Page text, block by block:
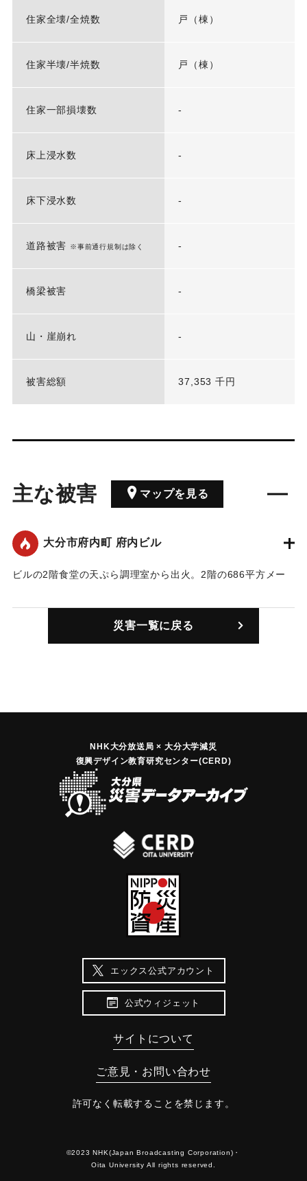
住家全壊/全焼数 戸（棟）
住家半壊/半焼数 戸（棟）
住家一部損壊数 -
床上浸水数 -
床下浸水数 -
道路被害 ※事前通行規制は除く -
橋梁被害 -
山・崖崩れ -
被害総額 37,353 千円
主な被害 マップを見る
大分市府内町 府内ビル
ビルの2階食堂の天ぷら調理室から出火。2階の686平方メー
そのほかあわせて15人の死傷者を出した。損害額3735万3千
円。原因はプロパンの火だった。
災害一覧に戻る
NHK大分放送局 × 大分大学減災
復興デザイン教育研究センター(CERD)
エックス公式アカウント
公式ウィジェット
サイトについて
ご意見・お問い合わせ
許可なく転載することを禁じます。
©2023 NHK(Japan Broadcasting Corporation)・
Oita University All rights reserved.